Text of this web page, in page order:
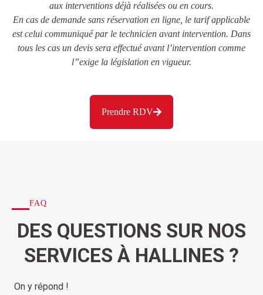
aux interventions déjà réalisées ou en cours.
En cas de demande sans réservation en ligne, le tarif applicable
est celui communiqué par le technicien avant intervention. Dans
tous les cas un devis sera effectué avant l’intervention comme
l”exige la législation en vigueur.
Prendre RDV
FAQ
DES QUESTIONS SUR NOS
SERVICES À HALLINES ?
On y répond !